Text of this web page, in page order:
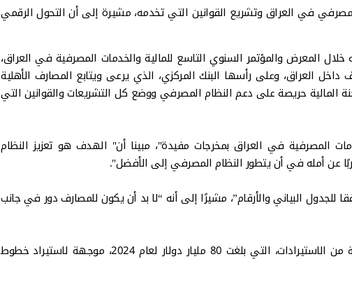
المصرفي في العراق وتشريع القوانين التي تخدمه، مشيرة إلى أن التحول الرقمي
المعرض والمؤتمر السنوي التاسع للمالية والخدمات المصرفية في العراق،
داخل العراق، وعلى رأسها البنك المركزي، الذي يرعى ويتابع المصارف الأهلية
المالية حريصة على دعم النظام المصرفي ووضع كل التشريعات والقوانين التي
المصرفية في العراق بمخرجات مفيدة"، مبينا أن" الهدف هو تعزيز النظام
عن أمله في أن يتطور النظام المصرفي إلى الأفضل".
البياني والأرقام”، مشيرًا إلى أنه “لا بد أن يكون للمصارف دور في جانب
وتابع الكاظمي أن" اللجنة المالية تتطلع أن تكون نسبة مهمة من الاستيرادات، التي بلغت 80 مليار دولار لعام 2024، موجهة لاستيراد خطوط